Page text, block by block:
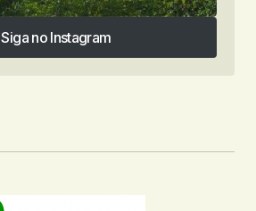
Siga no Instagram
Siga no Instagram